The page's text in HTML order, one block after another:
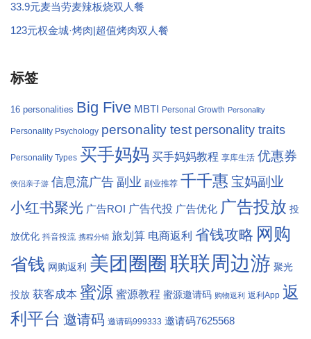
33.9元麦当劳麦辣板烧双人餐
123元权金城·烤肉|超值烤肉双人餐
标签
16 personalities Big Five MBTI Personal Growth Personality
Personality Psychology personality test personality traits
Personality Types 买手妈妈 买手妈妈教程 享库生活 优惠券
侠侣亲子游 信息流广告 副业 副业推荐 千千惠 宝妈副业
小红书聚光 广告ROI 广告代投 广告优化 广告投放 投
放优化 抖音投流 携程分销 旅划算 电商返利 省钱攻略 网购
省钱 网购返利 美团圈圈 联联周边游 聚光
投放 获客成本 蜜源 蜜源教程 蜜源邀请码 购物返利 返利App 返
利平台 邀请码 邀请码999333 邀请码7625568